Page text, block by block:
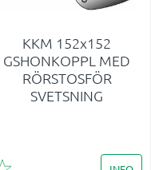
KKM 152x152
GSHONKOPPL MED
RÖRSTOSFÖR
SVETSNING